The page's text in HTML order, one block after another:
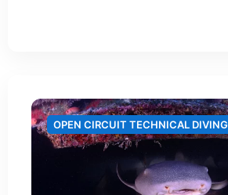
OPEN CIRCUIT TECHNICAL DIVING